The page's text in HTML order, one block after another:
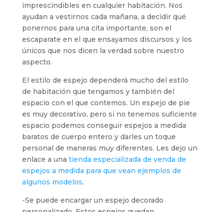
imprescindibles en cualquier habitación. Nos
ayudan a vestirnos cada mañana, a decidir qué
ponernos para una cita importante, son el
escaparate en el que ensayamos discursos y los
únicos que nos dicen la verdad sobre nuestro
aspecto.
El estilo de espejo dependerá mucho del estilo
de habitación que tengamos y también del
espacio con el que contemos. Un espejo de pie
es muy decorativo, pero si no tenemos suficiente
espacio podemos conseguir espejos a medida
baratos de cuerpo entero y darles un toque
personal de maneras muy diferentes. Les dejo un
enlace a una tienda especializada de venda de
espejos a medida para que vean ejemplos de
algunos modelos.
-Se puede encargar un espejo decorado